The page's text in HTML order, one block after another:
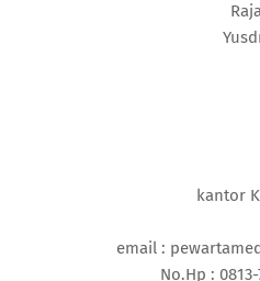
kantor
email :
No.Hp :